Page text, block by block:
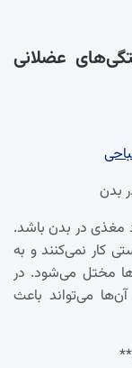
عضلانی
بدن
مغذی در بدن باشد.
کار نمی‌کنند و به
مختل می‌شود. در
می‌تواند باعث